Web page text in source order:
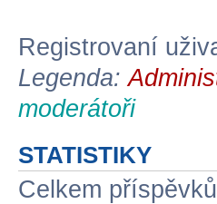
Registrovaní
Legenda:
moderátoři
STATISTIKY
Celkem příspěvků